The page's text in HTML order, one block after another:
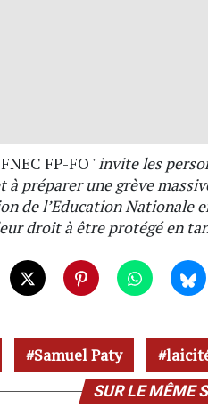
FP-FO "invite les
à préparer une grève
de l’Education Nationale
droit à être protégé en
Samuel Paty
SUR LE MÊME